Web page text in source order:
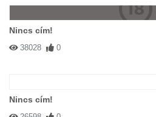
Nincs cím!
38028 0
Nincs cím!